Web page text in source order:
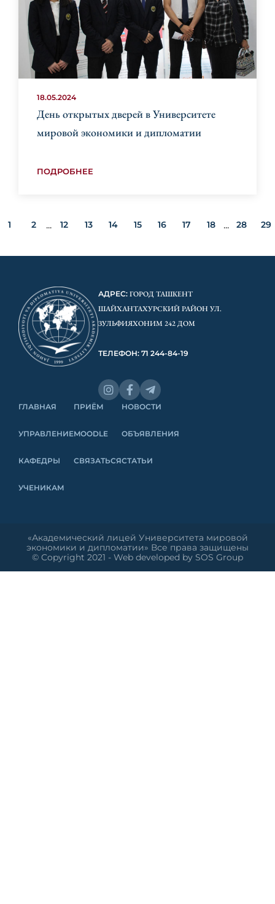
18.05.2024
День открытых дверей в Университете
мировой экономики и дипломатии
ПОДРОБНЕЕ
1 2 ... 12 13 14 15 16 17 18 ... 28 29
АДРЕС: ГОРОД ТАШКЕНТ
ШАЙХАНТАХУРСКИЙ РАЙОН УЛ.
ЗУЛЬФИЯХОНИМ 242 ДОМ
ТЕЛЕФОН: 71 244-84-19
ГЛАВНАЯ
УПРАВЛЕНИЕ
КАФЕДРЫ
УЧЕНИКАМ
ПРИЁМ
MOODLE
СВЯЗАТЬСЯ
НОВОСТИ
ОБЪЯВЛЕНИЯ
СТАТЬИ
«Академический лицей Университета мировой
экономики и дипломатии» Все права защищены
© Copyright 2021 - Web developed by SOS Group